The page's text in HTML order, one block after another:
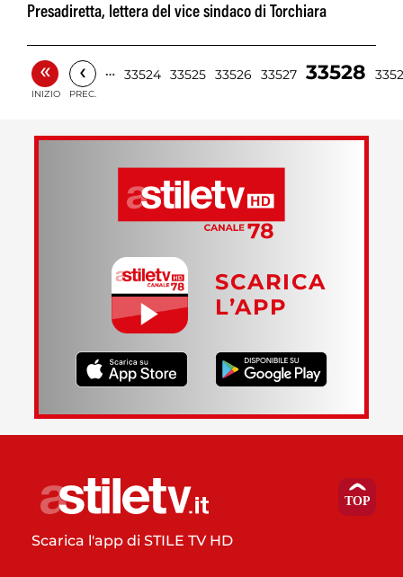
Presadiretta, lettera del vice sindaco di Torchiara
«
INIZIO
‹
PREC.
… 33524 33525 33526 33527 33528
SCARICA
L’APP
Scarica l'app di STILE TV HD